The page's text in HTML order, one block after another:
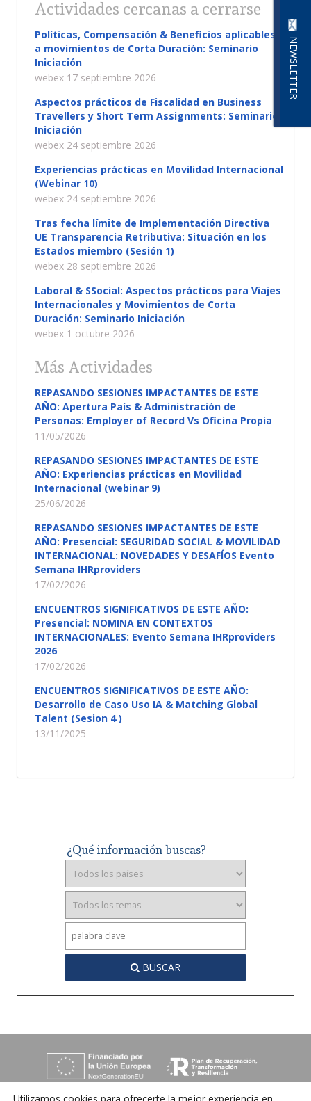
NEWSLETTER
Actividades cercanas a cerrarse
Políticas, Compensación & Beneficios aplicables
a movimientos de Corta Duración: Seminario
Iniciación
webex 17 septiembre 2026
Aspectos prácticos de Fiscalidad en Business
Travellers y Short Term Assignments: Seminario
Iniciación
webex 24 septiembre 2026
Experiencias prácticas en Movilidad Internacional
(Webinar 10)
webex 24 septiembre 2026
Tras fecha límite de Implementación Directiva
UE Transparencia Retributiva: Situación en los
Estados miembro (Sesión 1)
webex 28 septiembre 2026
Laboral & SSocial: Aspectos prácticos para Viajes
Internacionales y Movimientos de Corta
Duración: Seminario Iniciación
webex 1 octubre 2026
Más Actividades
REPASANDO SESIONES IMPACTANTES DE ESTE
AÑO: Apertura País & Administración de
Personas: Employer of Record Vs Oficina Propia
11/05/2026
REPASANDO SESIONES IMPACTANTES DE ESTE
AÑO: Experiencias prácticas en Movilidad
Internacional (webinar 9)
25/06/2026
REPASANDO SESIONES IMPACTANTES DE ESTE
AÑO: Presencial: SEGURIDAD SOCIAL & MOVILIDAD
INTERNACIONAL: NOVEDADES Y DESAFÍOS Evento
Semana IHRproviders
17/02/2026
ENCUENTROS SIGNIFICATIVOS DE ESTE AÑO:
Presencial: NOMINA EN CONTEXTOS
INTERNACIONALES: Evento Semana IHRproviders
2026
17/02/2026
ENCUENTROS SIGNIFICATIVOS DE ESTE AÑO:
Desarrollo de Caso Uso IA & Matching Global
Talent (Sesion 4 )
13/11/2025
¿Qué información buscas?
BUSCAR